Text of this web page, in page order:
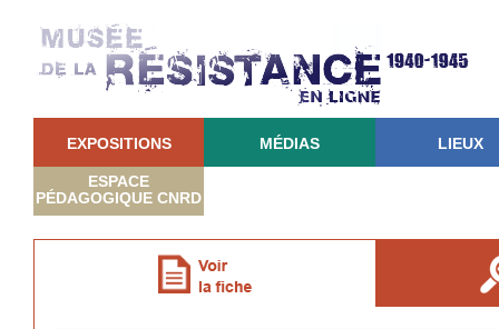
EXPOSITIONS MÉDIAS LIEUX
ESPACE
PÉDAGOGIQUE CNRD